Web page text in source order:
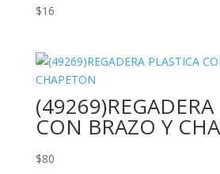
$16
(49269)REGADERA
CON BRAZO Y
$80